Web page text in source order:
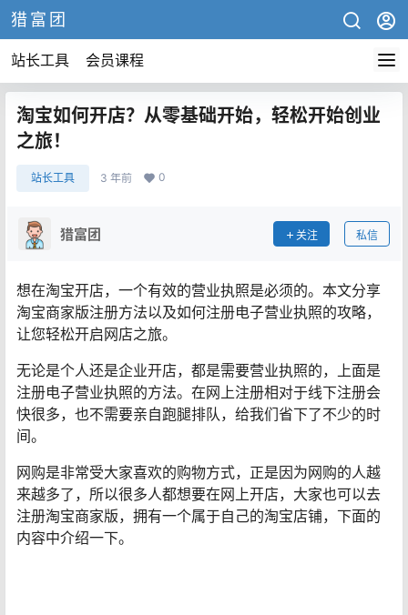
猎富团
站长工具 会员课程
淘宝如何开店？从零基础开始，轻松开始创业
之旅！
站长工具 3 年前 0
猎富团 关注 私信
想在淘宝开店，一个有效的营业执照是必须的。本文分享
淘宝商家版注册方法以及如何注册电子营业执照的攻略，
让您轻松开启网店之旅。
无论是个人还是企业开店，都是需要营业执照的，上面是
注册电子营业执照的方法。在网上注册相对于线下注册会
快很多，也不需要亲自跑腿排队，给我们省下了不少的时
间。
网购是非常受大家喜欢的购物方式，正是因为网购的人越
来越多了，所以很多人都想要在网上开店，大家也可以去
注册淘宝商家版，拥有一个属于自己的淘宝店铺，下面的
内容中介绍一下。